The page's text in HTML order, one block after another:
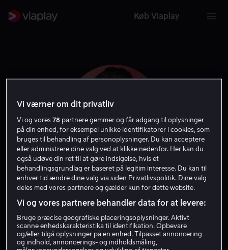
Køb Viaplay
Danielle Pinnock
Vi værner om dit privatliv
Vi og vores78 partnere gemmer og får adgang til oplysninger
på din enhed, for eksempel unikke identifikatorer i cookies, som
bruges til behandling af personoplysninger. Du kan acceptere
eller administrere dine valg ved at klikke nedenfor. Her kan du
også udøve din ret til at gøre indsigelse, hvis et
behandlingsgrundlag er baseret på legitim interesse. Du kan til
enhver tid ændre dine valg via siden Privatlivspolitik. Dine valg
deles med vores partnere og gælder kun for dette website.
Vi og vores partnere behandler data for at levere:
Bruge præcise geografiske placeringsoplysninger. Aktivt
scanne enhedskarakteristika til identifikation. Opbevare
og/eller tilgå oplysninger på en enhed. Tilpasset annoncering
og indhold, annoncerings- og indholdsmåling,